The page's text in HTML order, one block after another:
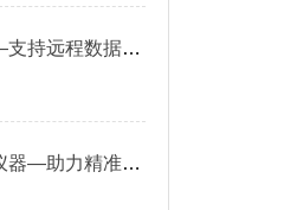
水土流失监测设备—支持远程数据查看与异常预警，能长期连续工作于野外环境
径流泥沙自动监测仪器—助力精准掌握土壤侵蚀动态，优化水土保持措施